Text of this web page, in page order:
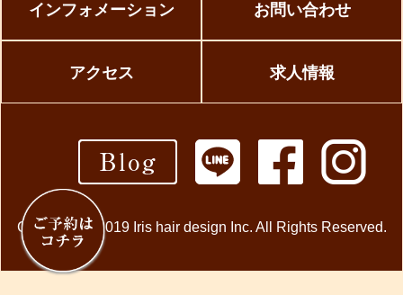
インフォメーション お問い合わせ
アクセス 求人情報
Copyright © 2019 Iris hair design Inc. All Rights Reserved.